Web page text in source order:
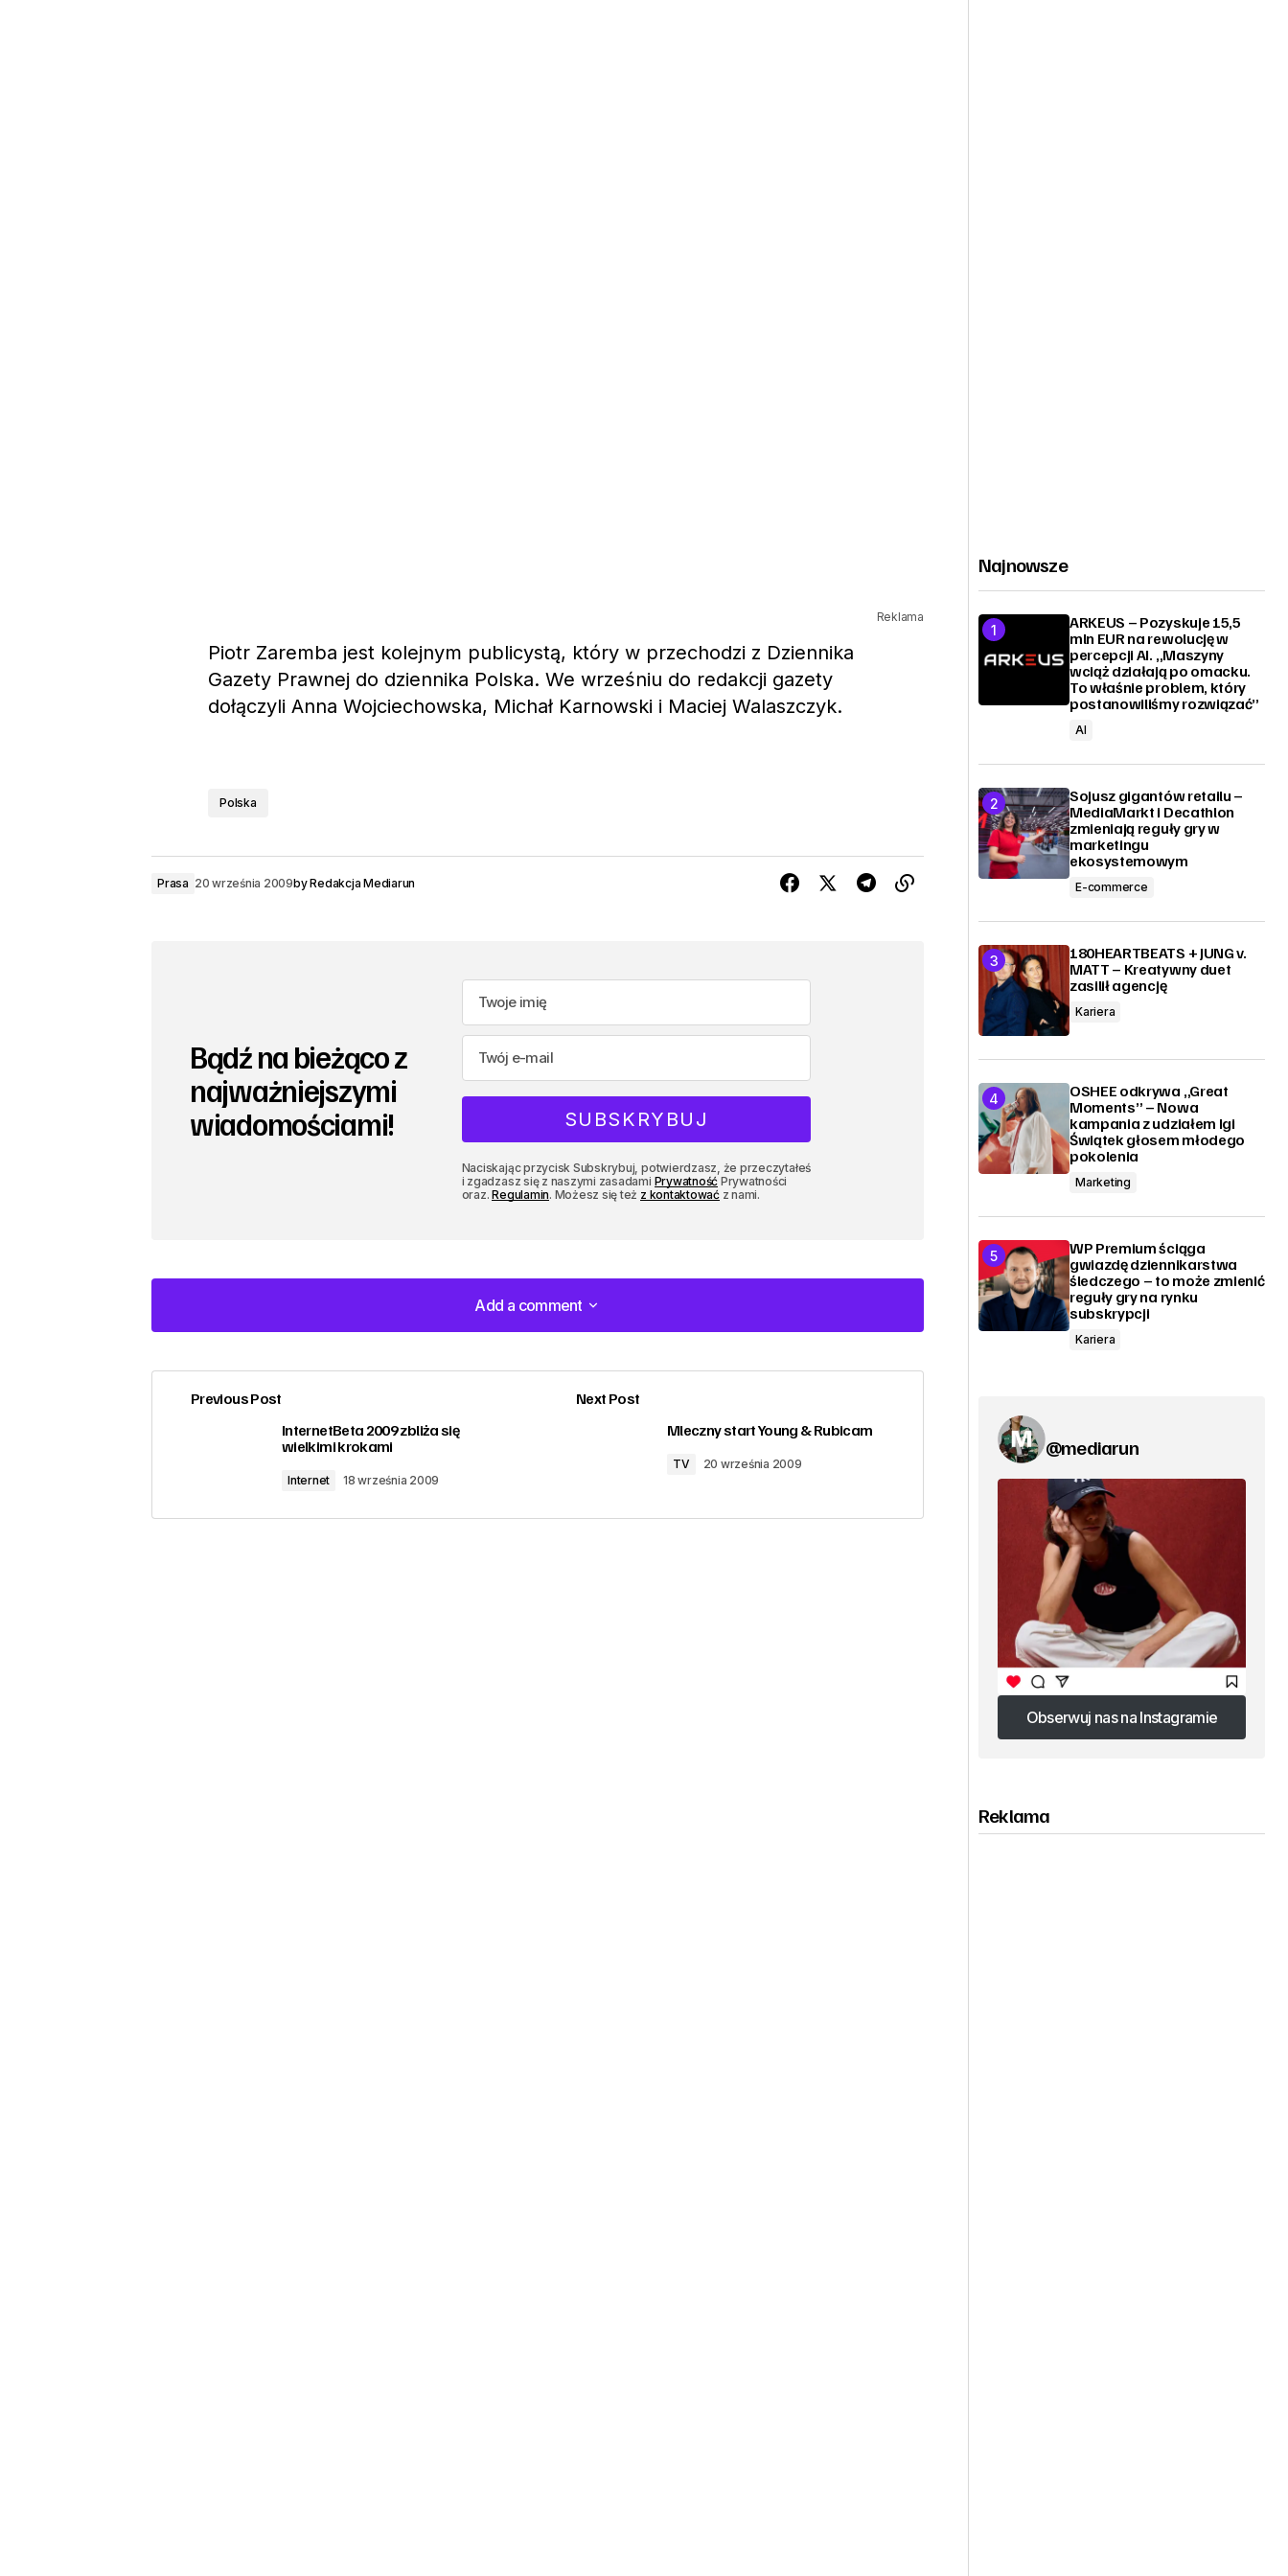
Reklama
Piotr Zaremba jest kolejnym publicystą, który w przechodzi z Dziennika
Gazety Prawnej do dziennika Polska. We wrześniu do redakcji gazety
dołączyli Anna Wojciechowska, Michał Karnowski i Maciej Walaszczyk.
Polska
Prasa 20 września 2009byRedakcja Mediarun
Bądź na bieżąco z
najważniejszymi
wiadomościami!
Naciskając przycisk Subskrybuj, potwierdzasz, że przeczytałeś
i zgadzasz się z naszymi zasadami Prywatność Prywatności
oraz.Regulamin. Możesz się też z kontaktowaćz nami.
Add a comment
Add a comment
zalogować
Previous Post
InternetBeta 2009 zbliża się
wielkimi krokami
Internet 18 września 2009
Next Post
Mleczny start Young & Rubicam
TV 20 września 2009
Najnowsze
ARKEUS – Pozyskuje 15,5
mln EUR na rewolucję w
percepcji AI. „Maszyny
wciąż działają po omacku.
To właśnie problem, który
postanowiliśmy rozwiązać”
AI
Sojusz gigantów retailu –
MediaMarkt i Decathlon
zmieniają reguły gry w
marketingu
ekosystemowym
E-commerce
180HEARTBEATS + JUNG v.
MATT – Kreatywny duet
zasilił agencję
Kariera
OSHEE odkrywa „Great
Moments” – Nowa
kampania z udziałem Igi
Świątek głosem młodego
pokolenia
Marketing
WP Premium ściąga
gwiazdę dziennikarstwa
śledczego – to może zmienić
reguły gry na rynku
subskrypcji
Kariera
@mediarun
Obserwuj nas na Instagramie
Obserwuj nas na Instagramie
Reklama